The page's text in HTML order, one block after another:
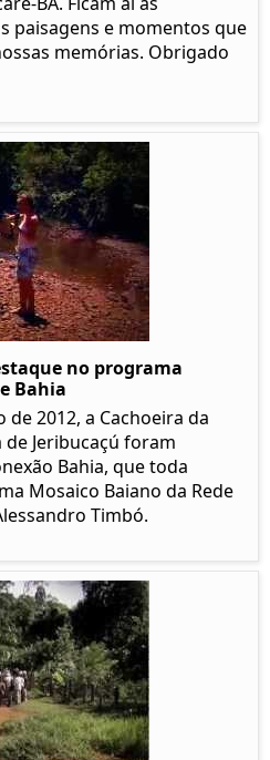
paisagens e momentos que
memórias. Obrigado
no programa
Bahia
2012, a Cachoeira da
Jeribucaçú foram
Bahia, que toda
Mosaico Baiano da Rede
Timbó.